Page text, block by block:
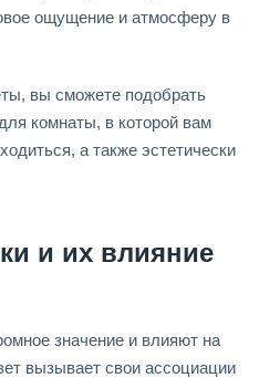
ощущение и атмосферу в
вы сможете подобрать
комнаты, в которой вам
а также эстетически
и их влияние
значение и влияют на
вызывает свои ассоциации